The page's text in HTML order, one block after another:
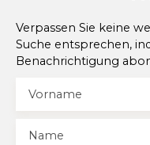
Verpassen Sie keine
Suche entsprechen,
Benachrichtigung
Vorname
Name